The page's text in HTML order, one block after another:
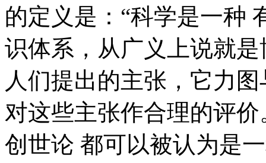
的定义是：“科学是一种
识体系，从广义上说就
人们提出的主张，它力
对这些主张作合理的评
创世论 都可以被认为是